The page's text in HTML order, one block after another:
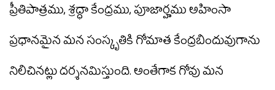
ప్రీతిపాత్రము, శ్రద్ధా కేంద్రము, పూజార్హము అహింసా
ప్రధానమైన మన సంస్కృతికి గోమాత కేంద్రబిందువుగాను
నిలిచినట్లు దర్శనమిస్తుంది. అంతేగాక గోవు మన